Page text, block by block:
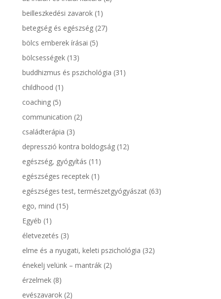
beilleszkedési zavarok(1)
betegség és egészség(27)
bölcs emberek írásai (5)
bölcsességek(13)
buddhizmus és pszichológia (31)
childhood (1)
coaching(5)
communication (2)
családterápia (3)
depresszió kontra boldogság(12)
egészség, gyógyítás (11)
egészséges receptek(1)
egészséges test, természetgyógyászat(63)
ego, mind (15)
Egyéb (1)
életvezetés (3)
elme és a nyugati, keleti pszichológia (32)
énekelj velünk – mantrák(2)
érzelmek(8)
evészavarok(2)